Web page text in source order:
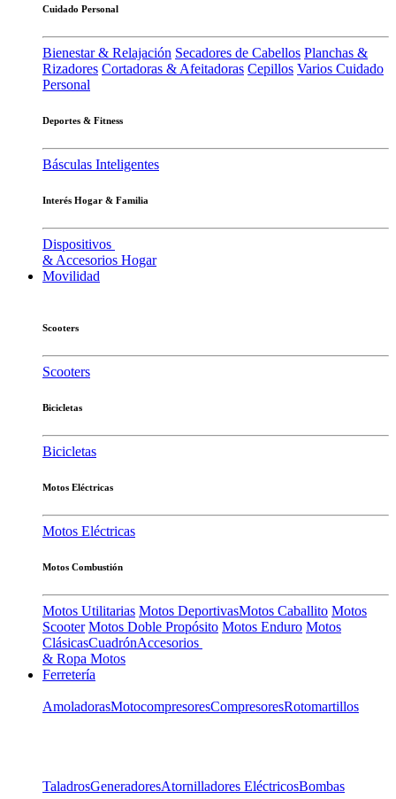
Cuidado Personal
Bienestar & Relajación Secadores de Cabellos Planchas &
Rizadores Cortadoras & Afeitadoras Cepillos Varios Cuidado
Personal
Deportes & Fitness
Básculas Inteligentes
Interés Hogar & Familia
Dispositivos
& Accesorios Hogar
Movilidad
Scooters
Scooters
Bicicletas
Bicicletas
Motos Eléctricas
Motos Eléctricas
Motos Combustión
Motos Utilitarias Motos DeportivasMotos Caballito Motos
Scooter Motos Doble Propósito Motos Enduro Motos
ClásicasCuadrónAccesorios
& Ropa Motos
Ferretería
AmoladorasMotocompresoresCompresoresRotomartillos
TaladrosGeneradoresAtornilladores EléctricosBombas